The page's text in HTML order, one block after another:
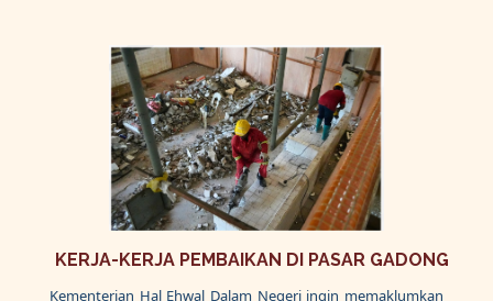
KERJA-KERJA PEMBAIKAN DI PASAR GADONG
Kementerian Hal Ehwal Dalam Negeri ingin memaklumkan